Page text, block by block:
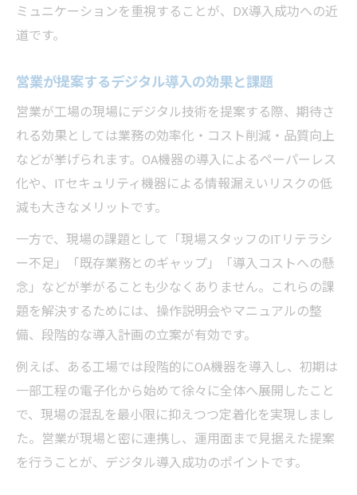
ミュニケーションを重視することが、DX導入成功への近
道です。
営業が提案するデジタル導入の効果と課題
営業が工場の現場にデジタル技術を提案する際、期待さ
れる効果としては業務の効率化・コスト削減・品質向上
などが挙げられます。OA機器の導入によるペーパーレス
化や、ITセキュリティ機器による情報漏えいリスクの低
減も大きなメリットです。
一方で、現場の課題として「現場スタッフのITリテラシ
ー不足」「既存業務とのギャップ」「導入コストへの懸
念」などが挙がることも少なくありません。これらの課
題を解決するためには、操作説明会やマニュアルの整
備、段階的な導入計画の立案が有効です。
例えば、ある工場では段階的にOA機器を導入し、初期は
一部工程の電子化から始めて徐々に全体へ展開したこと
で、現場の混乱を最小限に抑えつつ定着化を実現しまし
た。営業が現場と密に連携し、運用面まで見据えた提案
を行うことが、デジタル導入成功のポイントです。